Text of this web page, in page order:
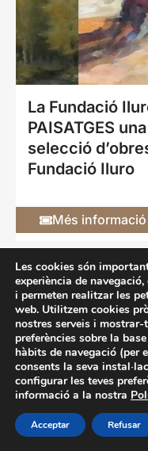
La Fundació
PAISATGES
selecció
Fundació Iluro
Més informació
La Riera 96,
tel. 93 790 84 74
Accessibilitat Avís legal
Les cookies són
experiència de
i permeten realitzar les
web. Utilitzem cookies
nostres serveis i
preferències sobre la
hàbits de navegació (per
consents la seva
configurar les teves
informació a la nostra
Acceptar Refusar